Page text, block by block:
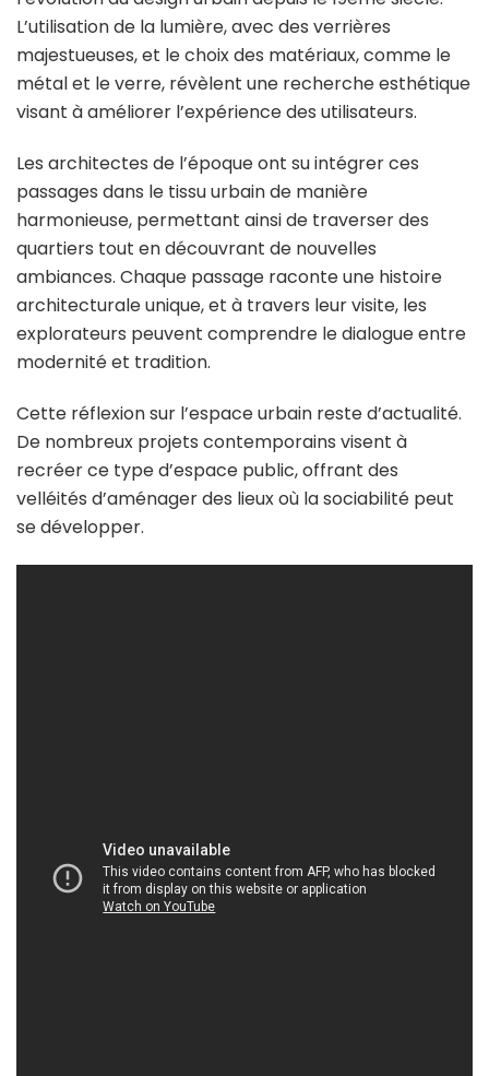
L’utilisation de la lumière, avec des verrières
majestueuses, et le choix des matériaux, comme le
métal et le verre, révèlent une recherche esthétique
visant à améliorer l’expérience des utilisateurs.
Les architectes de l’époque ont su intégrer ces
passages dans le tissu urbain de manière
harmonieuse, permettant ainsi de traverser des
quartiers tout en découvrant de nouvelles
ambiances. Chaque passage raconte une histoire
architecturale unique, et à travers leur visite, les
explorateurs peuvent comprendre le dialogue entre
modernité et tradition.
Cette réflexion sur l’espace urbain reste d’actualité.
De nombreux projets contemporains visent à
recréer ce type d’espace public, offrant des
velléités d’aménager des lieux où la sociabilité peut
se développer.